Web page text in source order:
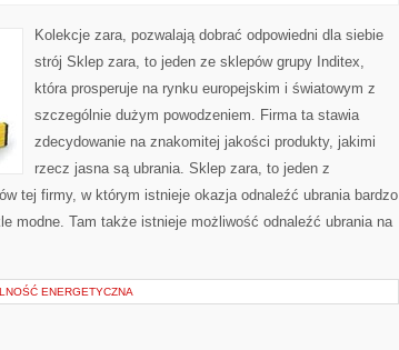
SPRZEDAŻ
OBUWIA
Kolekcje zara, pozwalają dobrać odpowiedni dla siebie
strój Sklep zara, to jeden ze sklepów grupy Inditex,
która prosperuje na rynku europejskim i światowym z
szczególnie dużym powodzeniem. Firma ta stawia
zdecydowanie na znakomitej jakości produkty, jakimi
rzecz jasna są ubrania. Sklep zara, to jeden z
tej firmy, w którym istnieje okazja odnaleźć ubrania bardzo
modne. Tam także istnieje możliwość odnaleźć ubrania na
ENERGETYCZNA